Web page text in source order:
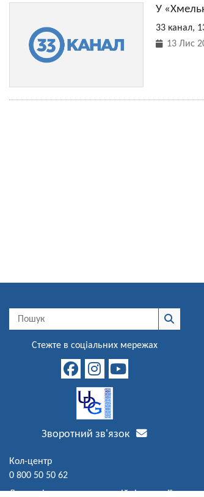
У
33 канал,
13 Лис
Стежте в соціальних мережах
Зворотний зв'язок
Кол-центр
0 800 50 50 62
Для повідомлень про аварійні ситуації